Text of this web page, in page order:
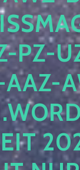
UZ-
2024